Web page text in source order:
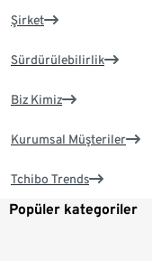
Şirket
Sürdürülebilirlik
Biz Kimiz
Kurumsal Müşteriler
Tchibo Trends
Popüler kategoriler